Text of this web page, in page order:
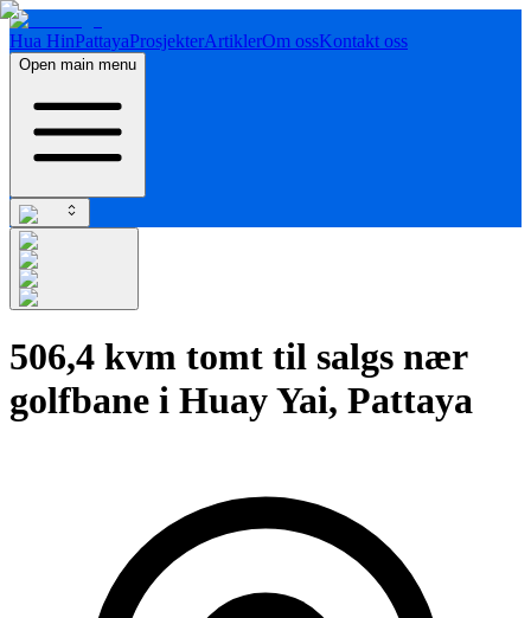
Hua HinPattayaProsjekterArtiklerOm ossKontakt oss
Open main menu
506,4 kvm tomt til salgs nær
golfbane i Huay Yai, Pattaya